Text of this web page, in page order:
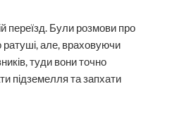
переїзд. Були розмови про
ратуші, але, враховуючи
туди вони точно
підземелля та запхати